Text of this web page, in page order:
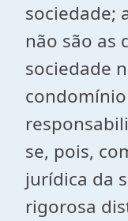
sociedade;
não são as
sociedade
se, pois,
jurídica da
rigorosa